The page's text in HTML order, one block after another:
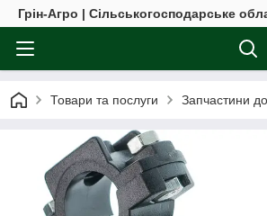
Грін-Агро | Сільськогосподарське
Товари та послуги Запчастини